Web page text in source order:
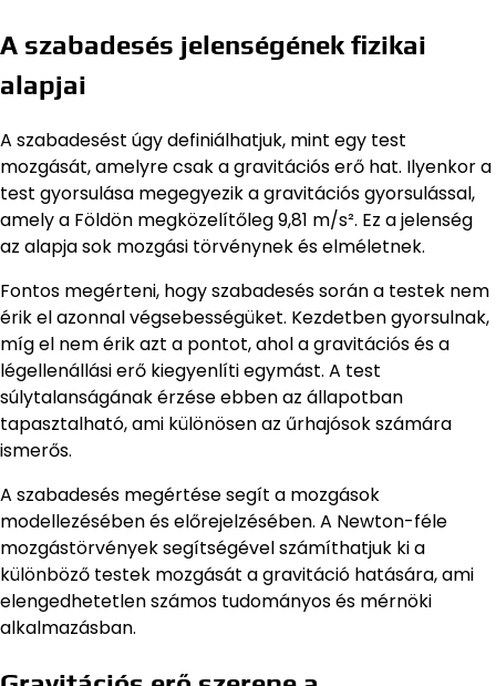
A szabadesés jelenségének fizikai
alapjai
A szabadesést úgy definiálhatjuk, mint egy test
mozgását, amelyre csak a gravitációs erő hat. Ilyenkor a
test gyorsulása megegyezik a gravitációs gyorsulással,
amely a Földön megközelítőleg 9,81 m/s². Ez a jelenség
az alapja sok mozgási törvénynek és elméletnek.
Fontos megérteni, hogy szabadesés során a testek nem
érik el azonnal végsebességüket. Kezdetben gyorsulnak,
míg el nem érik azt a pontot, ahol a gravitációs és a
légellenállási erő kiegyenlíti egymást. A test
súlytalanságának érzése ebben az állapotban
tapasztalható, ami különösen az űrhajósok számára
ismerős.
A szabadesés megértése segít a mozgások
modellezésében és előrejelzésében. A Newton-féle
mozgástörvények segítségével számíthatjuk ki a
különböző testek mozgását a gravitáció hatására, ami
elengedhetetlen számos tudományos és mérnöki
alkalmazásban.